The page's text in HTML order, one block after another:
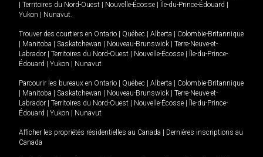
Territoires du Nord-Ouest Nouvelle-Écosse Île-du-Prince-Édouard
Yukon
Nunavut.
Trouver des courtiers en Ontario Québec Alberta
Colombie-Britannique
Manitoba Saskatchewan Nouveau-Brunswick
Terre-Neuve-et-
Labrador
Territoires du Nord-Ouest Nouvelle-Écosse
Île-du-Prince-
Édouard
Yukon Nunavut
Parcourir les bureaux en Ontario Québec Alberta
Colombie-Britannique
Manitoba Saskatchewan Nouveau-Brunswick
Terre-Neuve-et-
Labrador
Territoires du Nord-Ouest Nouvelle-Écosse
Île-du-Prince-
Édouard
Yukon Nunavut
Afficher les propriétés résidentielles au Canada
Dernières inscriptions au
Canada